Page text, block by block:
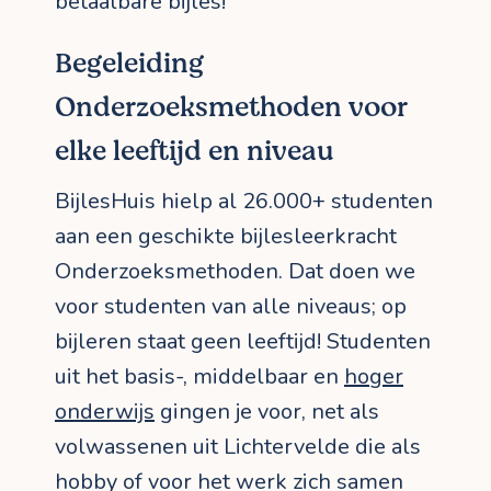
Begeleiding
Onderzoeksmethoden voor
elke leeftijd en niveau
BijlesHuis hielp al 26.000+ studenten
aan een geschikte bijlesleerkracht
Onderzoeksmethoden. Dat doen we
voor studenten van alle niveaus; op
bijleren staat geen leeftijd! Studenten
uit het basis-, middelbaar en hoger
onderwijs gingen je voor, net als
volwassenen uit Lichtervelde die als
hobby of voor het werk zich samen